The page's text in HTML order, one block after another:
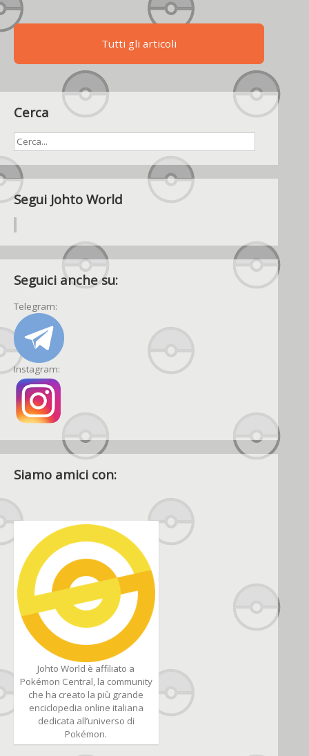
novità
e
giochi
Tutti gli articoli
Cerca
Segui Johto World
Seguici anche su:
Telegram:
Instagram:
Siamo amici con:
Johto World è affiliato a
Pokémon Central, la community
che ha creato la più grande
enciclopedia online italiana
dedicata all’universo di
Pokémon.